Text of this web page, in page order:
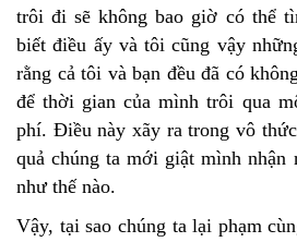
trôi đi sẽ không bao giờ có thể
biết điều ấy và tôi cũng vậy
rằng cả tôi và bạn đều đã có
để thời gian của mình trôi qua
phí. Điều này xãy ra trong vô
quả chúng ta mới giật mình
như thế nào.
Vậy, tại sao chúng ta lại phạm